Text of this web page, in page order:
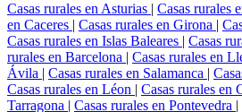
Casas rurales en Asturias | Casas rurales
en Caceres | Casas rurales en Girona |
Casas rurales en Islas Baleares | Casas
rurales en Barcelona | Casas rurales en
Ávila | Casas rurales en Salamanca |
Casas rurales en Léon | Casas rurales en
Tarragona | Casas rurales en Pontevedra |